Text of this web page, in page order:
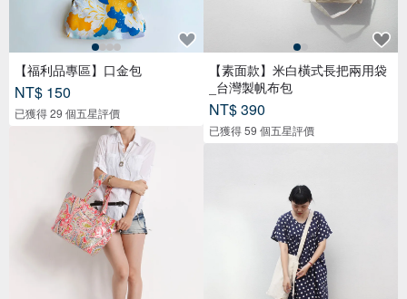
【福利品專區】口金包
NT$ 150
已獲得 29 個五星評價
【素面款】米白橫式長把兩用袋
_台灣製帆布包
NT$ 390
已獲得 59 個五星評價